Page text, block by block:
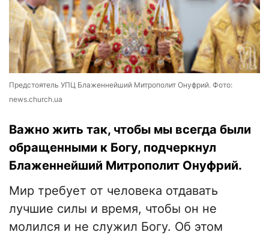
Предстоятель УПЦ Блаженнейший Митрополит Онуфрий. Фото:
news.church.ua
Важно жить так, чтобы мы всегда были
обращенными к Богу, подчеркнул
Блаженнейший Митрополит Онуфрий.
Мир требует от человека отдавать
лучшие силы и время, чтобы он не
молился и не служил Богу. Об этом